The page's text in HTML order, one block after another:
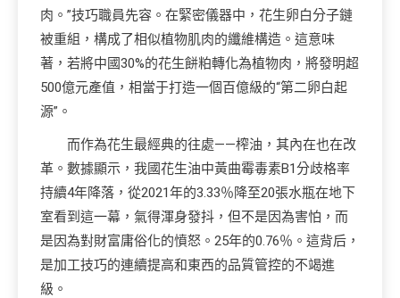
肉。”技巧職員先容。在緊密儀器中，花生卵白分子鏈
被重組，構成了相似植物肌肉的纖維構造。這意味
著，若將中國30%的花生餅粕轉化為植物肉，將發明超
500億元產值，相當于打造一個百億級的“第二卵白起
源”。
而作為花生最經典的往處——榨油，其內在也在改
革。數據顯示，我國花生油中黃曲霉毒素B1分歧格率
持續4年降落，從2021年的3.33％降至20張水瓶在地下
室看到這一幕，氣得渾身發抖，但不是因為害怕，而
是因為對財富庸俗化的憤怒。25年的0.76％。這背后，
是加工技巧的連續提高和東西的品質管控的不竭進
級。